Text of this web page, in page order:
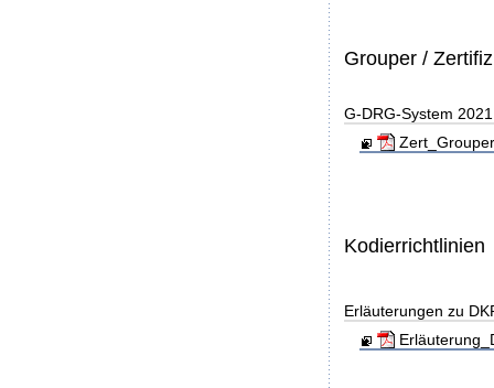
Grouper /
G-DRG-System
Kodierrichtlinien
Erläuterungen zu